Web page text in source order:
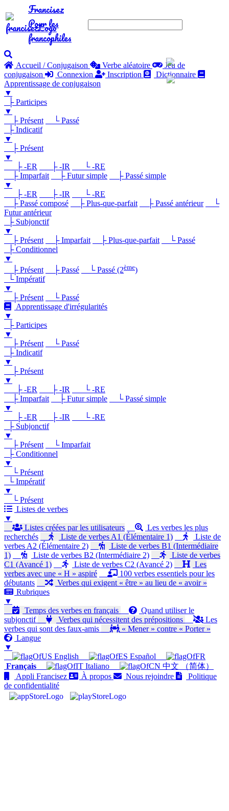
Francisez
Pour les
francophiles
Accueil / Conjugaison Verbe aléatoire
Jeu de
conjugaison
Connexion Inscription
Dictionnaire
Apprentissage de conjugaison
▼
├ Participes
▼
├ Présent
└ Passé
├ Indicatif
▼
├ Présent
▼
├ -ER
├ -IR
└ -RE
├ Imparfait
├ Futur simple
├ Passé simple
▼
├ -ER
├ -IR
└ -RE
├ Passé composé
├ Plus-que-parfait ├ Passé antérieur
└
Futur antérieur
├ Subjonctif
▼
├ Présent
├ Imparfait ├ Plus-que-parfait
└ Passé
├ Conditionnel
▼
├ Présent
├ Passé └ Passé (2ème)
└ Impératif
▼
├ Présent
└ Passé
Apprentissage d'irrégularités
▼
├ Participes
▼
├ Présent
└ Passé
├ Indicatif
▼
├ Présent
▼
├ -ER
├ -IR
└ -RE
├ Imparfait
├ Futur simple
└ Passé simple
▼
├ -ER
├ -IR
└ -RE
├ Subjonctif
▼
├ Présent
└ Imparfait
├ Conditionnel
▼
└ Présent
└ Impératif
▼
└ Présent
Listes de verbes
▼
Listes créées par les utilisateurs
Les verbes les plus
recherchés
Liste de verbes A1 (Élémentaire 1)
Liste de
verbes A2 (Élémentaire 2)
Liste de verbes B1 (Intermédiaire
1)
Liste de verbes B2 (Intermédiaire 2)
Liste de verbes
C1 (Avancé 1)
Liste de verbes C2 (Avancé 2)
Les
verbes avec une « H » aspiré
100 verbes essentiels pour les
débutants
Verbes qui exigent « être » au lieu de « avoir »
Rubriques
▼
Temps des verbes en français
Quand utiliser le
subjonctif
Verbes qui nécessitent des prépositions
Les
verbes qui sont des faux-amis
« Mener » contre « Porter »
Langue
▼
English
Español
Français
Italiano
中文 （简体）
Appli Francisez
À propos Nous rejoindre
Politique
de confidentialité